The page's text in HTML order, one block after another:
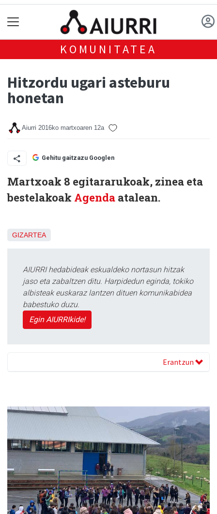
KOMUNITATEA
Hitzordu ugari asteburu
honetan
Aiurri 2016ko martxoaren 12a
Gehitu gaitzazu Googlen
Martxoak 8 egitararukoak, zinea eta
bestelakoak Agenda atalean.
GIZARTEA
AIURRI hedabideak eskualdeko nortasun hitzak
jaso eta zabaltzen ditu. Harpidedun eginda, tokiko
albisteak euskaraz lantzen dituen komunikabidea
babestuko duzu.
Egin AIURRIkide!
Erantzun